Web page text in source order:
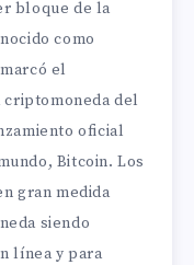
bloque de la
como
el
del
oficial
Bitcoin. Los
gran medida
siendo
línea y para